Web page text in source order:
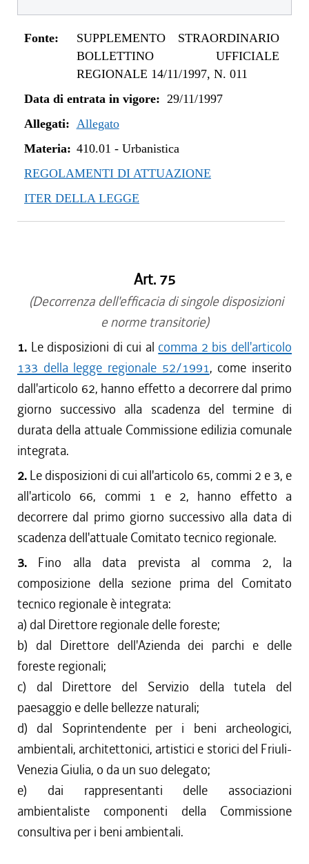
Fonte:
SUPPLEMENTO STRAORDINARIO
BOLLETTINO UFFICIALE
REGIONALE 14/11/1997, N. 011
Data di entrata in vigore: 29/11/1997
Allegati: Allegato
Materia: 410.01 - Urbanistica
REGOLAMENTI DI ATTUAZIONE
ITER DELLA LEGGE
Art. 75
(Decorrenza dell'efficacia di singole disposizioni
e norme transitorie)
1. Le disposizioni di cui al comma 2 bis dell'articolo
133 della legge regionale 52/1991, come inserito
dall'articolo 62, hanno effetto a decorrere dal primo
giorno successivo alla scadenza del termine di
durata della attuale Commissione edilizia comunale
integrata.
2. Le disposizioni di cui all'articolo 65, commi 2 e 3, e
all'articolo 66, commi 1 e 2, hanno effetto a
decorrere dal primo giorno successivo alla data di
scadenza dell'attuale Comitato tecnico regionale.
3. Fino alla data prevista al comma 2, la
composizione della sezione prima del Comitato
tecnico regionale è integrata:
a) dal Direttore regionale delle foreste;
b) dal Direttore dell'Azienda dei parchi e delle
foreste regionali;
c) dal Direttore del Servizio della tutela del
paesaggio e delle bellezze naturali;
d) dal Soprintendente per i beni archeologici,
ambientali, architettonici, artistici e storici del Friuli-
Venezia Giulia, o da un suo delegato;
e) dai rappresentanti delle associazioni
ambientaliste componenti della Commissione
consultiva per i beni ambientali.